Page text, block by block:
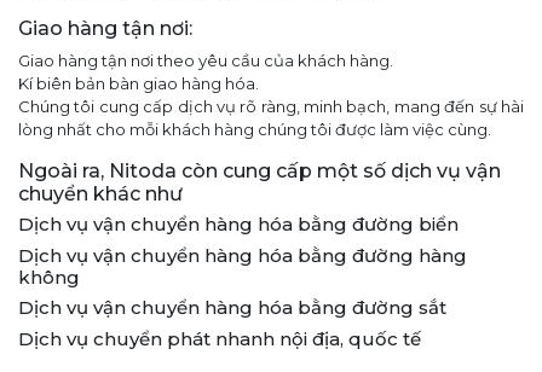
Giao hàng tận nơi:
Giao hàng tận nơi theo yêu cầu của khách hàng.
Kí biên bản bàn giao hàng hóa.
Chúng tôi cung cấp dịch vụ rõ ràng, minh bạch, mang đến sự hài
lòng nhất cho mỗi khách hàng chúng tôi được làm việc cùng.
Ngoài ra, Nitoda còn cung cấp một số dịch vụ vận
chuyển khác như
Dịch vụ vận chuyển hàng hóa bằng đường biển
Dịch vụ vận chuyển hàng hóa bằng đường hàng
không
Dịch vụ vận chuyển hàng hóa bằng đường sắt
Dịch vụ chuyển phát nhanh nội địa, quốc tế